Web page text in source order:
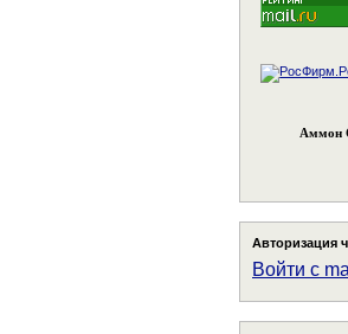
Аммон
Авторизация
Войти с